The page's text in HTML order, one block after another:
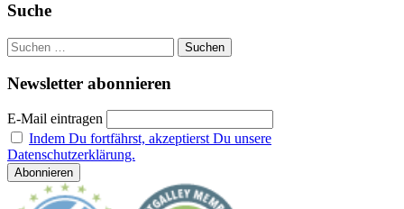
Suche
Suchen
nach:
Newsletter abonnieren
E-Mail eintragen
Indem Du fortfährst, akzeptierst Du unsere
Datenschutzerklärung.